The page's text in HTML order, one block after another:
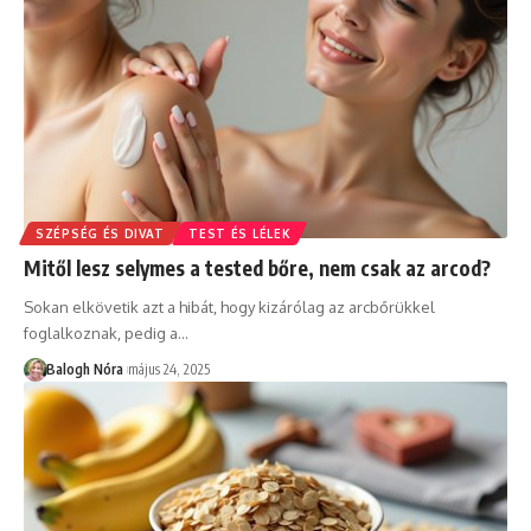
SZÉPSÉG ÉS DIVAT TEST ÉS LÉLEK
Mitől lesz selymes a tested bőre, nem csak az arcod?
Sokan elkövetik azt a hibát, hogy kizárólag az arcbőrükkel
foglalkoznak, pedig a…
Balogh Nóra május 24, 2025